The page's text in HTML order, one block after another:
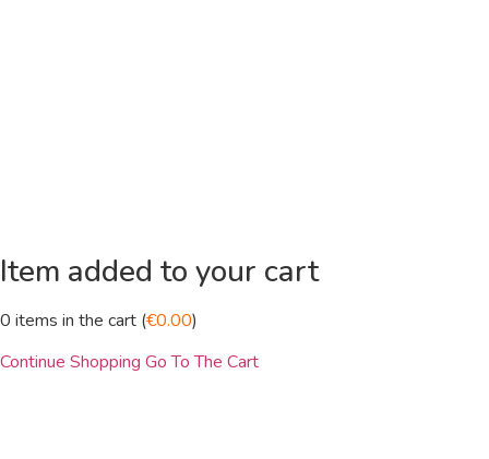
Item added to your cart
0 items in the cart (€0.00)
Continue Shopping Go To The Cart